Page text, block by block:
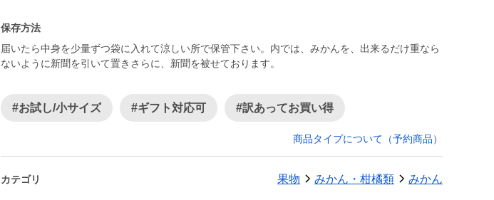
保存方法
届いたら中身を少量ずつ袋に入れて涼しい所で保管下さい。内では、みかんを、出来るだけ重なら
#お試し/小サイズ #ギフト対応可 #訳あってお買い得
商品タイプについて（予約商品）
カテゴリ 果物 みかん・柑橘類 みかん